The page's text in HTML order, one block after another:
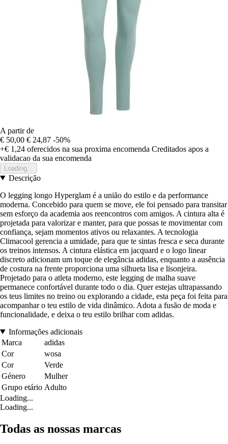
A partir de
€ 50,00 € 24,87 -50%
+€ 1,24 oferecidos na sua proxima encomenda Creditados apos a
validacao da sua encomenda
Loading...
Descrição
O legging longo Hyperglam é a união do estilo e da performance
moderna. Concebido para quem se move, ele foi pensado para transitar
sem esforço da academia aos reencontros com amigos. A cintura alta é
projetada para valorizar e manter, para que possas te movimentar com
confiança, sejam momentos ativos ou relaxantes. A tecnologia
Climacool gerencia a umidade, para que te sintas fresca e seca durante
os treinos intensos. A cintura elástica em jacquard e o logo linear
discreto adicionam um toque de elegância adidas, enquanto a ausência
de costura na frente proporciona uma silhueta lisa e lisonjeira.
Projetado para o atleta moderno, este legging de malha suave
permanece confortável durante todo o dia. Quer estejas ultrapassando
os teus limites no treino ou explorando a cidade, esta peça foi feita para
acompanhar o teu estilo de vida dinâmico. Adota a fusão de moda e
funcionalidade, e deixa o teu estilo brilhar com adidas.
Informações adicionais
Marca
adidas
Cor
wosa
Cor
Verde
Género
Mulher
Grupo etário Adulto
Loading...
Loading...
Todas as nossas marcas